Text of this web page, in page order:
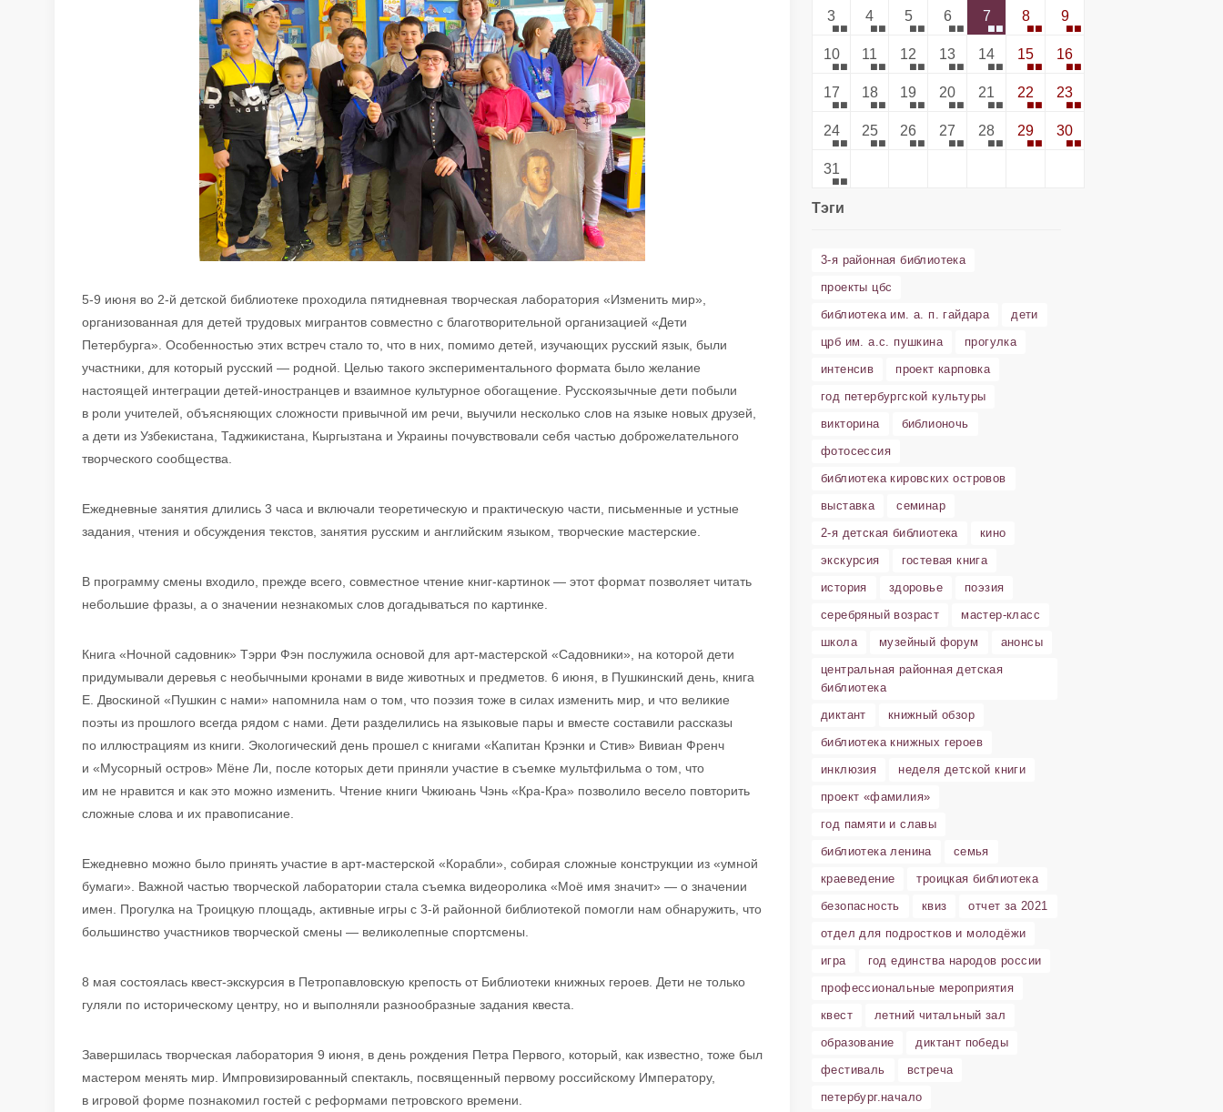
5-9 июня во 2-й детской библиотеке проходила пятидневная творческая лаборатория «Изменить мир»,
организованная для детей трудовых мигрантов совместно с благотворительной организацией «Дети
Петербурга». Особенностью этих встреч стало то, что в них, помимо детей, изучающих русский язык, были
участники, для который русский — родной. Целью такого экспериментального формата было желание
настоящей интеграции детей-иностранцев и взаимное культурное обогащение. Русскоязычные дети побыли
в роли учителей, объясняющих сложности привычной им речи, выучили несколько слов на языке новых друзей,
а дети из Узбекистана, Таджикистана, Кыргызтана и Украины почувствовали себя частью доброжелательного
творческого сообщества.
Ежедневные занятия длились 3 часа и включали теоретическую и практическую части, письменные и устные
задания, чтения и обсуждения текстов, занятия русским и английским языком, творческие мастерские.
В программу смены входило, прежде всего, совместное чтение книг-картинок — этот формат позволяет читать
небольшие фразы, а о значении незнакомых слов догадываться по картинке.
Книга «Ночной садовник» Тэрри Фэн послужила основой для арт-мастерской «Садовники», на которой дети
придумывали деревья с необычными кронами в виде животных и предметов. 6 июня, в Пушкинский день, книга
Е. Двоскиной «Пушкин с нами» напомнила нам о том, что поэзия тоже в силах изменить мир, и что великие
поэты из прошлого всегда рядом с нами. Дети разделились на языковые пары и вместе составили рассказы
по иллюстрациям из книги. Экологический день прошел с книгами «Капитан Крэнки и Стив» Вивиан Френч
и «Мусорный остров» Мёне Ли, после которых дети приняли участие в съемке мультфильма о том, что
им не нравится и как это можно изменить. Чтение книги Чжиюань Чэнь «Кра-Кра» позволило весело повторить
сложные слова и их правописание.
Ежедневно можно было принять участие в арт-мастерской «Корабли», собирая сложные конструкции из «умной
бумаги». Важной частью творческой лаборатории стала съемка видеоролика «Моё имя значит» — о значении
имен. Прогулка на Троицкую площадь, активные игры с 3-й районной библиотекой помогли нам обнаружить, что
большинство участников творческой смены — великолепные спортсмены.
8 мая состоялась квест-экскурсия в Петропавловскую крепость от Библиотеки книжных героев. Дети не только
гуляли по историческому центру, но и выполняли разнообразные задания квеста.
Завершилась творческая лаборатория 9 июня, в день рождения Петра Первого, который, как известно, тоже был
мастером менять мир. Импровизированный спектакль, посвященный первому российскому Императору,
в игровой форме познакомил гостей с реформами петровского времени.
3 4 5 6 7 8 9
10 11 12 13 14 15 16
17 18 19 20 21 22 23
24 25 26 27 28 29 30
31
Тэги
3-я районная библиотека
проекты цбс
библиотека им. а. п. гайдара
дети
црб им. а.с. пушкина
прогулка
интенсив
проект карповка
год петербургской культуры
викторина
библионочь
фотосессия
библиотека кировских островов
выставка
семинар
2-я детская библиотека
кино
экскурсия
гостевая книга
история
здоровье
поэзия
серебряный возраст
мастер-класс
школа
музейный форум
анонсы
центральная районная детская
библиотека
диктант
книжный обзор
библиотека книжных героев
инклюзия
неделя детской книги
проект «фамилия»
год памяти и славы
библиотека ленина
семья
краеведение
троицкая библиотека
безопасность
квиз
отчет за 2021
отдел для подростков и молодёжи
игра
год единства народов россии
профессиональные мероприятия
квест
летний читальный зал
образование
диктант победы
фестиваль
встреча
петербург.начало